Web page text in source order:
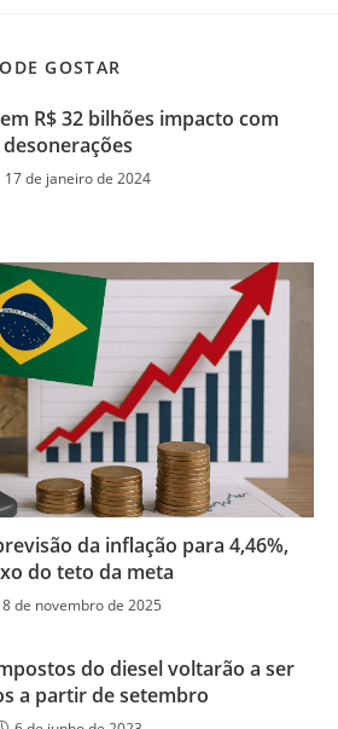
GOSTAR
R$ 32 bilhões impacto com
desonerações
17 de janeiro de 2024
da inflação para 4,46%,
do teto da meta
de novembro de 2025
do diesel voltarão a ser
a partir de setembro